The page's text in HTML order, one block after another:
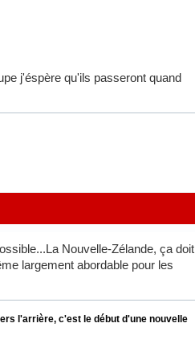
j'éspère qu'ils passeront quand
Nouvelle-Zélande, ça doit
largement abordable pour les
l'arrière, c'est le début d'une nouvelle